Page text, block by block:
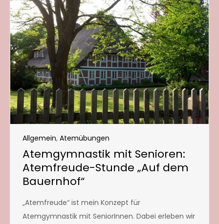
Allgemein, Atemübungen
Atemgymnastik mit Senioren:
Atemfreude-Stunde „Auf dem
Bauernhof“
„Atemfreude“ ist mein Konzept für
Atemgymnastik mit SeniorInnen. Dabei erleben wir